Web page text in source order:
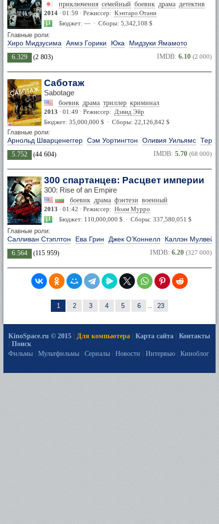
приключения семейный боевик драма детектив
2014 · 01:59 · Режиссер: Кэнтаро Отани
Бюджет: — · Сборы: 5,342,108 $
Главные роли:
Хиро Мидзусима Аямэ Горики Юка Мидзуки Ямамото
6.329 (2 803) IMDB: 6.10 (2 000)
Саботаж
Sabotage
боевик драма триллер криминал
2013 · 01:49 · Режиссер: Дэвид Эйр
Бюджет: 35,000,000 $ · Сборы: 22,126,842 $
Главные роли:
Арнольд Шварценеггер Сэм Уортингтон Оливия Уильямс
5.752 (44 604) IMDB: 5.70 (68 000)
300 спартанцев: Расцвет империи
300: Rise of an Empire
боевик драма фэнтези военный
2013 · 01:42 · Режиссер: Ноам Мурро
Бюджет: 110,000,000 $ · Сборы: 337,580,051 $
Главные роли:
Салливан Стэплтон Ева Грин Джек О’Коннелл Каллэн Мулвей
6.564 (115 959) IMDB: 6.20 (327 000)
1 2 3 4 5 6 ... 23
KinoSpace.ru © 2015 Для компьютера Карта сайта
Контакты
Поиск
Фильмы
Мультфильмы Сериалы Новости Интервью Киноблог